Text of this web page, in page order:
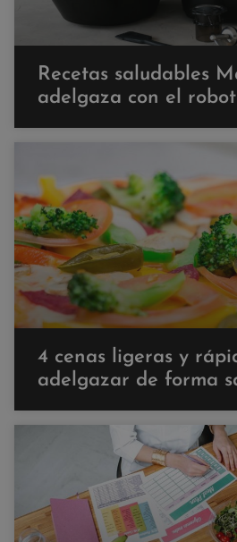
Recetas saludables
adelgaza con el
4 cenas ligeras y
adelgazar de forma